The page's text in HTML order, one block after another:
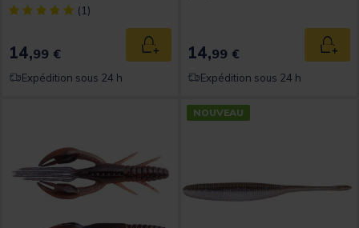
[object Object] out of 5 Customer Rating
(1)
14,99 € Ajouter au panier
Expédition sous 24 h
14,99 €
Expédition sous 24 h
NOUVEAU